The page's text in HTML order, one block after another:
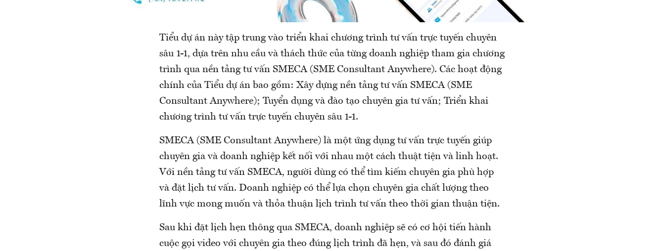
Tiểu dự án này tập trung vào triển khai chương trình tư vấn trực tuyến chuyên
sâu 1-1, dựa trên nhu cầu và thách thức của từng doanh nghiệp tham gia chương
trình qua nền tảng tư vấn SMECA (SME Consultant Anywhere). Các hoạt động
chính của Tiểu dự án bao gồm: Xây dựng nền tảng tư vấn SMECA (SME
Consultant Anywhere); Tuyển dụng và đào tạo chuyên gia tư vấn; Triển khai
chương trình tư vấn trực tuyến chuyên sâu 1-1.
SMECA (SME Consultant Anywhere) là một ứng dụng tư vấn trực tuyến giúp
chuyên gia và doanh nghiệp kết nối với nhau một cách thuật tiện và linh hoạt.
Với nền tảng tư vấn SMECA, người dùng có thể tìm kiếm chuyên gia phù hợp
và đặt lịch tư vấn. Doanh nghiệp có thể lựa chọn chuyên gia chất lượng theo
lĩnh vực mong muốn và thỏa thuận lịch trình tư vấn theo thời gian thuận tiện.
Sau khi đặt lịch hẹn thông qua SMECA, doanh nghiệp sẽ có cơ hội tiến hành
cuộc gọi video với chuyên gia theo đúng lịch trình đã hẹn, và sau đó đánh giá